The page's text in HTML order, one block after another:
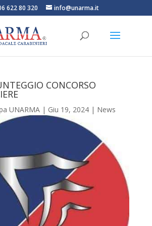
622 80 320 info@unarma.it
CONCORSO
UNARMA| Giu 19, 2024| News